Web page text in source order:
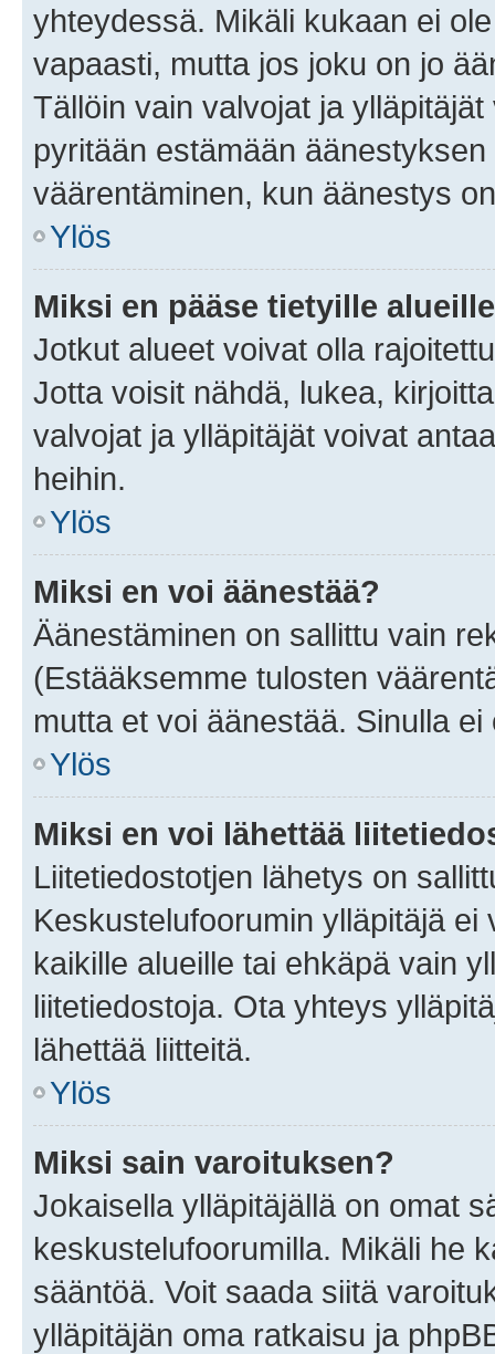
yhteydessä. Mikäli kukaan ei
vapaasti, mutta jos joku on jo
Tällöin vain valvojat ja
pyritään estämään
väärentäminen, kun äänestys
Ylös
Miksi en pääse tietyille
Jotkut alueet voivat olla
Jotta voisit nähdä, lukea,
valvojat ja ylläpitäjät voivat
heihin.
Ylös
Miksi en voi äänestää?
Äänestäminen on sallittu vain
(Estääksemme tulosten
mutta et voi äänestää. Sinulla
Ylös
Miksi en voi lähettää
Liitetiedostotjen lähetys on
Keskustelufoorumin ylläpitäjä
kaikille alueille tai ehkäpä vain
liitetiedostoja. Ota yhteys
lähettää liitteitä.
Ylös
Miksi sain varoituksen?
Jokaisella ylläpitäjällä on omat
keskustelufoorumilla. Mikäli he
sääntöä. Voit saada siitä
ylläpitäjän oma ratkaisu ja